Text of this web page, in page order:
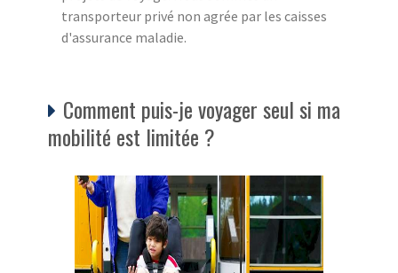
transporteur privé non agrée par les caisses
d'assurance maladie.
Comment puis-je voyager seul si ma
mobilité est limitée ?